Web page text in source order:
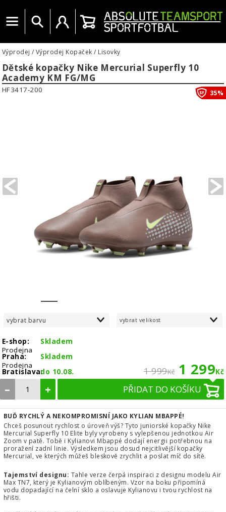
Menu Vyhledat Uživatelský účet
Košík
Výprodej / Výprodej Kopaček / Lisovky
Dětské kopačky Nike Mercurial Superfly 10
Academy KM FG/MG
PREVIOUS
HF3417-200 35%
vybrat barvu vybrat velikost
E-shop:
Skladem
Prodejna
Praha:
Skladem
Prodejna
Bratislava:do 10.08. 1 999Kč 1 299Kč
– + PŘIDAT DO KOŠÍKU
BUĎ RYCHLÝ A NEKOMPROMISNÍ JAKO KYLIAN MBAPPÉ!
Chceš posunout rychlost o úroveň výš? Tyto juniorské kopačky Nike
Mercurial Superfly 10 Elite byly vyrobeny s vylepšenou jednotkou Air
Zoom v patě. Tobě i Kylianovi Mbappé dodají energii potřebnou na
proražení zadní linie. Výsledkem jsou dosud nejcitlivější kopačky
Mercurial, ve kterých můžeš bleskově zrychlit a poslat míč do sítě.
Tajemství designu: Tahle verze čerpá inspiraci z designu modelu Air
Max TN7, který je Kylianovým oblíbeným. Vzor na boku připomíná
vodu dopadající na čelní sklo a oslavuje Kylianovu i tvou rychlost na
hřišti.